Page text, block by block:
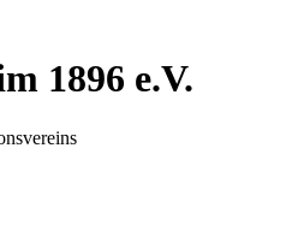
1896 e.V.